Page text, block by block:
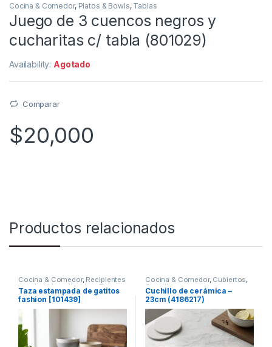
Cocina & Comedor, Platos & Bowls, Tablas
Juego de 3 cuencos negros y
cucharitas c/ tabla (801029)
Availability: Agotado
Comparar
$20,000
Productos relacionados
Cocina & Comedor, Recipientes
para bebidas y líquidos Tazas
Taza estampada de gatitos
fashion [101439]
Cocina & Comedor, Cubiertos,
Cuchillos
Cuchillo de cerámica –
23cm (4186217)